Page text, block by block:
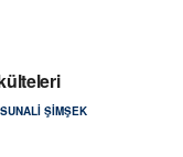
ŞIMŞEK